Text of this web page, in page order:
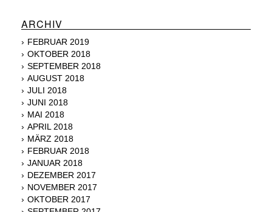
ARCHIV
FEBRUAR 2019
OKTOBER 2018
SEPTEMBER 2018
AUGUST 2018
JULI 2018
JUNI 2018
MAI 2018
APRIL 2018
MÄRZ 2018
FEBRUAR 2018
JANUAR 2018
DEZEMBER 2017
NOVEMBER 2017
OKTOBER 2017